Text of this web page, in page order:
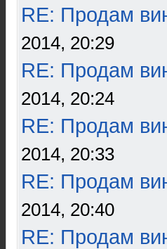
RE: Продам
2014, 20:29
RE: Продам
2014, 20:24
RE: Продам
2014, 20:33
RE: Продам
2014, 20:40
RE: Продам